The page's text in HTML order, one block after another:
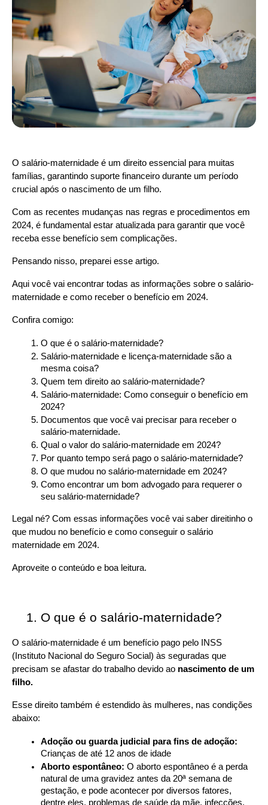
O salário-maternidade é um direito essencial para muitas
famílias, garantindo suporte financeiro durante um período
crucial após o nascimento de um filho.
Com as recentes mudanças nas regras e procedimentos em
2024, é fundamental estar atualizada para garantir que você
receba esse benefício sem complicações.
Pensando nisso, preparei esse artigo.
Aqui você vai encontrar todas as informações sobre o salário-
maternidade e como receber o benefício em 2024.
Confira comigo:
O que é o salário-maternidade?
Salário-maternidade e licença-maternidade são a
mesma coisa?
Quem tem direito ao salário-maternidade?
Salário-maternidade: Como conseguir o benefício em
2024?
Documentos que você vai precisar para receber o
salário-maternidade.
Qual o valor do salário-maternidade em 2024?
Por quanto tempo será pago o salário-maternidade?
O que mudou no salário-maternidade em 2024?
Como encontrar um bom advogado para requerer o
seu salário-maternidade?
Legal né? Com essas informações você vai saber direitinho o
que mudou no benefício e como conseguir o salário
maternidade em 2024.
Aproveite o conteúdo e boa leitura.
O que é o salário-maternidade?
O salário-maternidade é um benefício pago pelo INSS
(Instituto Nacional do Seguro Social) às seguradas que
precisam se afastar do trabalho devido ao nascimento de um
filho.
Esse direito também é estendido às mulheres, nas condições
abaixo:
Crianças de até 12 anos de idade
Aborto espontâneo: O aborto espontâneo é a perda
natural de uma gravidez antes da 20ª semana de
gestação, e pode acontecer por diversos fatores,
dentre eles, problemas de saúde da mãe, infecções,